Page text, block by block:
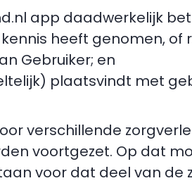
app daadwerkelijk
heeft genomen,
Gebruiker; en
plaatsvindt met
verschillende
voortgezet. Op dat
voor dat deel van de